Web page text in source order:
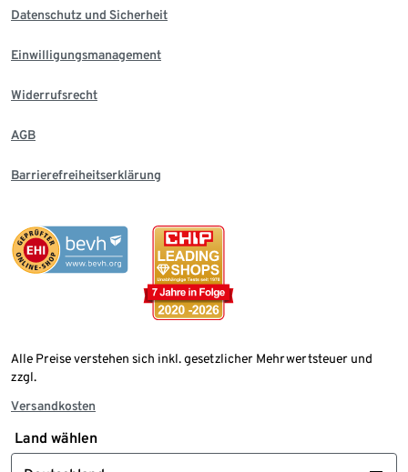
Datenschutz und Sicherheit
Einwilligungsmanagement
Widerrufsrecht
AGB
Barrierefreiheitserklärung
Alle Preise verstehen sich inkl. gesetzlicher Mehrwertsteuer und
zzgl.
Versandkosten
Land wählen